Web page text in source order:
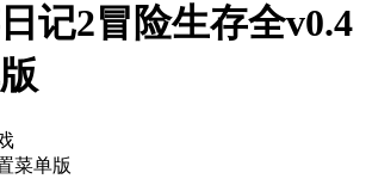
记2冒险生存全v0.4
菜单版